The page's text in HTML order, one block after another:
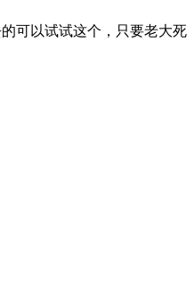
可以试试这个，只要老大死